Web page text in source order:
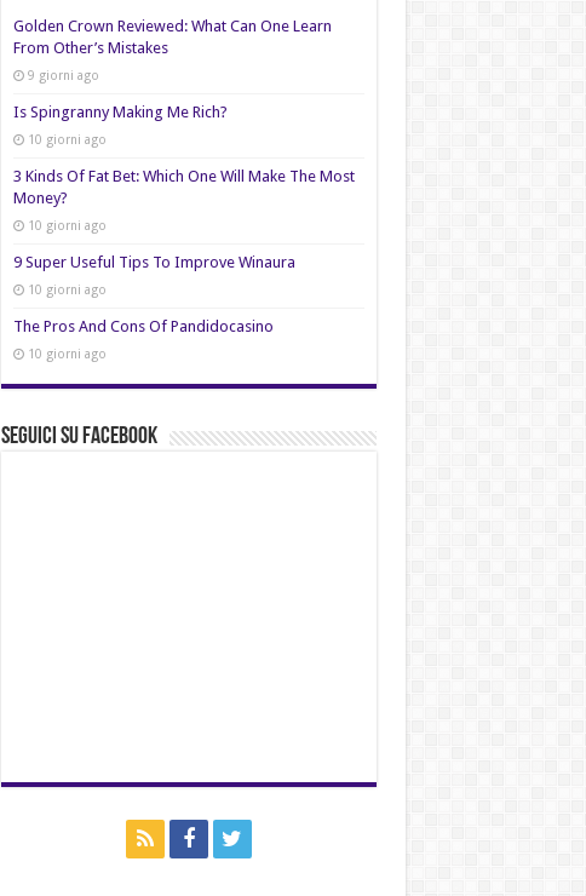
Golden Crown Reviewed: What Can One Learn
From Other’s Mistakes
9 giorni ago
Is Spingranny Making Me Rich?
10 giorni ago
3 Kinds Of Fat Bet: Which One Will Make The Most
Money?
10 giorni ago
9 Super Useful Tips To Improve Winaura
10 giorni ago
The Pros And Cons Of Pandidocasino
10 giorni ago
Seguici su Facebook